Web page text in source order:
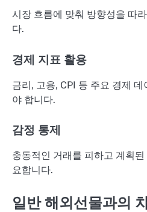
시장 흐름에 맞춰 방향성을 따
다.
경제 지표 활용
금리, 고용, CPI 등 주요 경제
야 합니다.
감정 통제
충동적인 거래를 피하고 계획
요합니다.
일반 해외선물과의